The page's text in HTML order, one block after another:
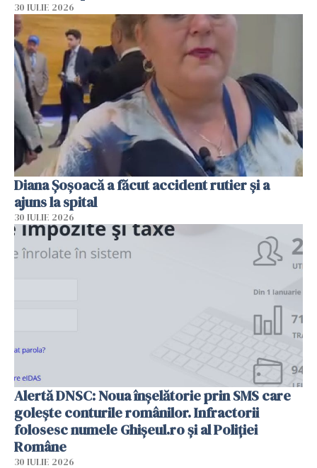
30 IULIE 2026
Diana Șoșoacă a făcut accident rutier și a
ajuns la spital
30 IULIE 2026
Alertă DNSC: Noua înșelătorie prin SMS care
golește conturile românilor. Infractorii
folosesc numele Ghișeul.ro și al Poliției
Române
30 IULIE 2026